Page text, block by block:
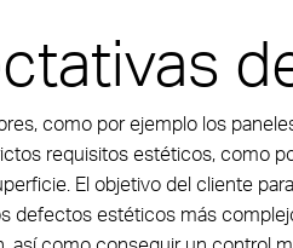
compacto
Xd
SP and
Concept
como por ejemplo los
requisitos estéticos, como
El objetivo del cliente
defectos estéticos más